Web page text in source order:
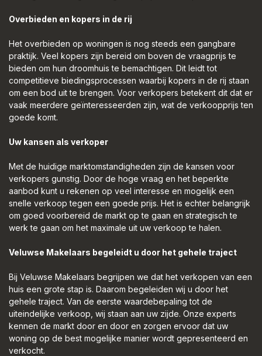
Overbieden en kopers in de rij
Het overbieden op woningen is nog steeds een gangbare
praktijk. Veel kopers zijn bereid om boven de vraagprijs te
bieden om hun droomhuis te bemachtigen. Dit leidt tot
competitieve biedingsprocessen waarbij kopers in de rij staan
om een bod uit te brengen. Voor verkopers betekent dit dat er
vaak meerdere geïnteresseerden zijn, wat de verkoopprijs ten
goede komt.
Uw kansen als verkoper
Met de huidige marktomstandigheden zijn de kansen voor
verkopers gunstig. Door de hoge vraag en het beperkte
aanbod kunt u rekenen op veel interesse en mogelijk een
snelle verkoop tegen een goede prijs. Het is echter belangrijk
om goed voorbereid de markt op te gaan en strategisch te
werk te gaan om het maximale uit uw verkoop te halen.
Veluwse Makelaars begeleidt u door het gehele traject
Bij Veluwse Makelaars begrijpen we dat het verkopen van een
huis een grote stap is. Daarom begeleiden wij u door het
gehele traject. Van de eerste waardebepaling tot de
uiteindelijke verkoop, wij staan aan uw zijde. Onze experts
kennen de markt door en door en zorgen ervoor dat uw
woning op de best mogelijke manier wordt gepresenteerd en
verkocht.